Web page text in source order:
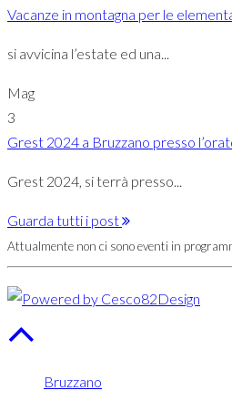
Vacanze in montagna per le
si avvicina l’estate ed una...
Mag
3
Grest 2024 a Bruzzano presso
Grest 2024, si terrà presso...
Guarda tutti i post
Attualmente non ci sono eventi in
Bruzzano